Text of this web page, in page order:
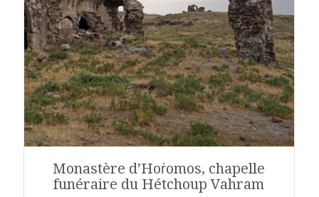
Monastère d’Hoṙomos, chapelle
funéraire du Hétchoup Vahram